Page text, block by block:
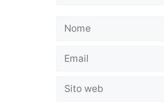
Nome
Email
Sito